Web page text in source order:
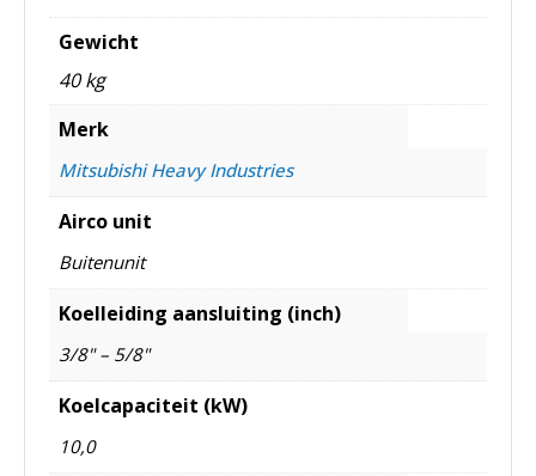
Gewicht
40 kg
Merk
Mitsubishi Heavy Industries
Airco unit
Buitenunit
Koelleiding aansluiting (inch)
3/8" – 5/8"
Koelcapaciteit (kW)
10,0